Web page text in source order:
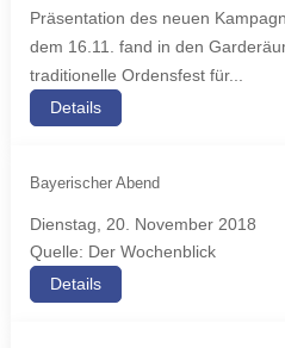
Präsentation des neuen
dem 16.11. fand in den
traditionelle Ordensfest für...
Details
Bayerischer Abend
Dienstag, 20. November 2018
Quelle: Der Wochenblick
Details